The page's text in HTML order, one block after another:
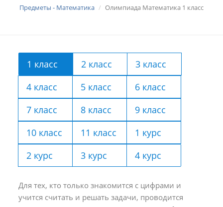
Предметы - Математика Олимпиада Математика 1 класс
1 класс 2 класс
3 класс
4 класс
5 класс
6 класс
7 класс
8 класс
9 класс
10 класс
11 класс
1 курс
2 курс
3 курс 4 курс
Для тех, кто только знакомится с цифрами и
учится считать и решать задачи, проводится